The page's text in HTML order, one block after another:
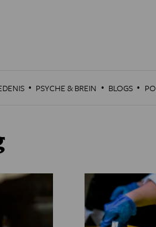
· PSYCHE & BREIN · BLOGS ·